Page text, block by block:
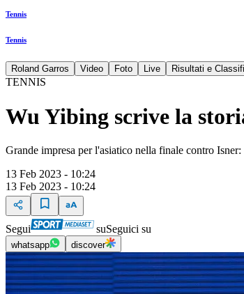
Tennis
Tennis
Roland Garros Video Foto Live Risultati e
TENNIS
Wu Yibing scrive la
Grande impresa per l'asiatico nella finale contro
13 Feb 2023 - 10:24
13 Feb 2023 - 10:24
Segui suSeguici su
whatsapp discover